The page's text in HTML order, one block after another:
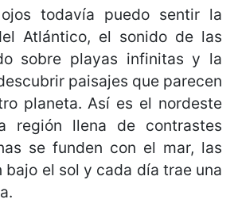
todavía puedo sentir la
Atlántico, el sonido de las
sobre playas infinitas y la
paisajes que parecen
planeta. Así es el nordeste
región llena de contrastes
se funden con el mar, las
bajo el sol y cada día trae una